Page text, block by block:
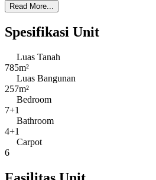
Read More...
Spesifikasi Unit
Luas Tanah
785m²
Luas Bangunan
257m²
Bedroom
7+1
Bathroom
4+1
Carpot
6